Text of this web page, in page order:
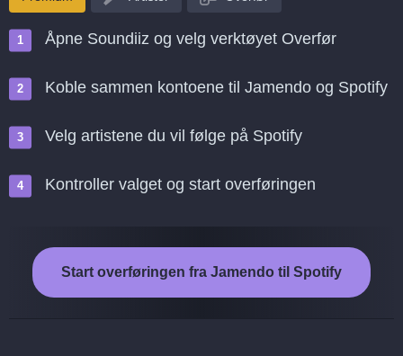
Åpne Soundiiz og velg verktøyet Overfør
Koble sammen kontoene til Jamendo og Spotify
Velg artistene du vil følge på Spotify
Kontroller valget og start overføringen
Start overføringen fra Jamendo til Spotify